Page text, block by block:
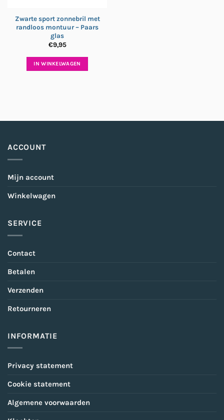
Zwarte sport zonnebril met
randloos montuur – Paars
glas
€9,95
IN WINKELWAGEN
ACCOUNT
Mijn account
Winkelwagen
SERVICE
Contact
Betalen
Verzenden
Retourneren
INFORMATIE
Privacy statement
Cookie statement
Algemene voorwaarden